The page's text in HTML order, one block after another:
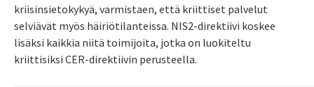
kriisinsietokykyä, varmistaen, että kriittiset palvelut
selviävät myös häiriötilanteissa. NIS2-direktiivi koskee
lisäksi kaikkia niitä toimijoita, jotka on luokiteltu
kriittisiksi CER-direktiivin perusteella.